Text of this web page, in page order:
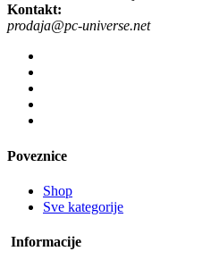
Kontakt:
prodaja@pc-universe.net
Poveznice
Shop
Sve kategorije
Informacije